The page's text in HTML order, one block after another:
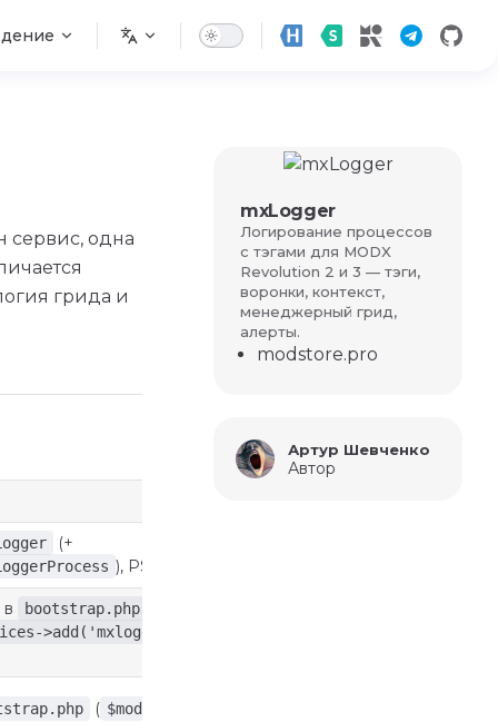
mxLogger
Логирование процессов
с тэгами для MODX
Revolution 2 и 3 — тэги,
воронки, контекст,
менеджерный грид,
алерты.
modstore.pro
Артур Шевченко
Автор
сервис, одна
грида и
(+
), PSR-4
bootstrap.php
>add('mxlogger',
( $modx-